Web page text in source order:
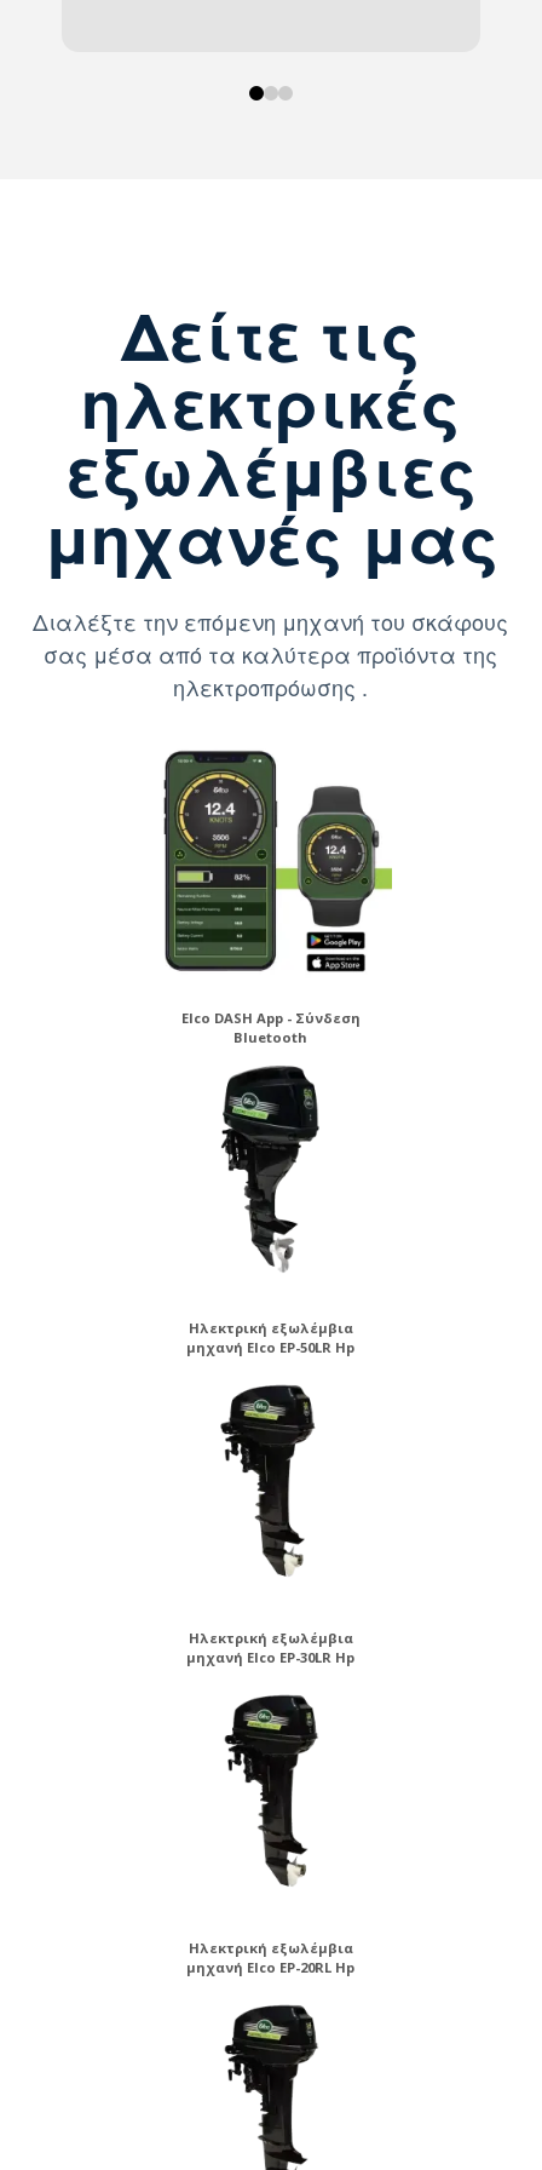
0 1 2
Δείτε τις
ηλεκτρικές
εξωλέμβιες
μηχανές μας
Διαλέξτε την επόμενη μηχανή του σκάφους
σας μέσα από τα καλύτερα προϊόντα της
ηλεκτροπρόωσης .
Elco DASH App - Σύνδεση
Bluetooth
Ηλεκτρική εξωλέμβια
μηχανή Elco EP-50LR Hp
Ηλεκτρική εξωλέμβια
μηχανή Elco EP-30LR Hp
Ηλεκτρική εξωλέμβια
μηχανή Elco EP-20RL Hp